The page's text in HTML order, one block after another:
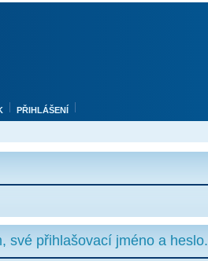
své přihlašovací jméno a heslo.
PŘIHLÁŠENÍ